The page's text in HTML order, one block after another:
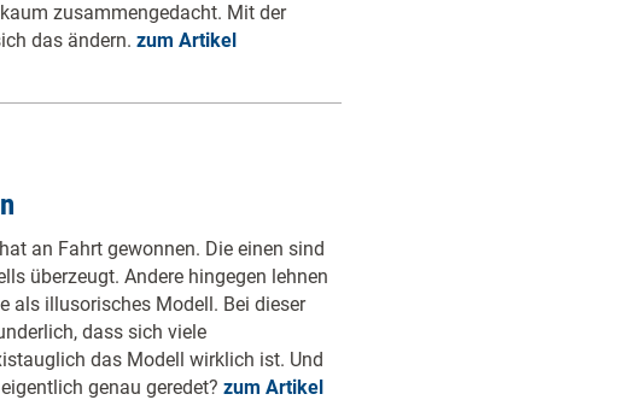
zusammengedacht. Mit der
das ändern. zum Artikel
an Fahrt gewonnen. Die einen sind
überzeugt. Andere hingegen lehnen
als illusorisches Modell. Bei dieser
dass sich viele
das Modell wirklich ist. Und
genau geredet? zum Artikel